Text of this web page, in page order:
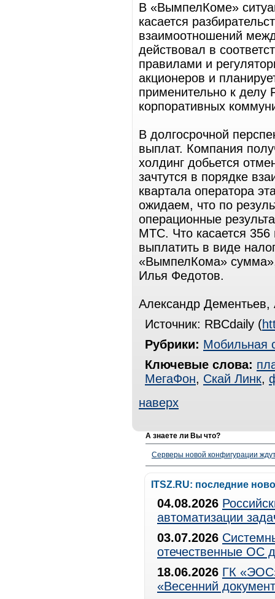
В «ВымпелКоме»
касается
взаимоотношений
действовал в
правилами и
акционеров и
применительно к делу
корпоративных
В долгосрочной
выплат. Компания
холдинг добьется
зачтутся в порядке
квартала оператора
ожидаем, что по
операционные
МТС. Что касается
выплатить в виде
«ВымпелКома»
Илья Федотов.
Александр Дементьев,
Источник: RBCdaily (
Рубрики: Мобильная
Ключевые слова:
МегаФон, Скай Линк,
наверх
А знаете ли Вы что?
Серверы новой конфигурации
ITSZ.RU: последние
04.08.2026
автоматизации
03.07.2026
отечественные ОС
18.06.2026 ГК
«Весенний